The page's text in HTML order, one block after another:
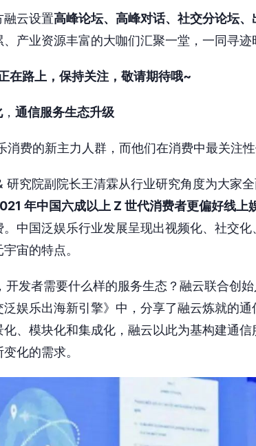
融云设置高峰论坛、高峰对话、社交分论坛、
产业资源丰富的大咖们汇聚一堂，一同寻迹
在路上，保持关注，敬请期待哦~
， 通信服务生态升级
消费的新主力人群，而他们在消费中最关注
研究院副院长王清霖从行业研究角度为大家
年中国六成以上 Z 世代消费者更偏好线上
中国泛娱乐行业发展呈现出视频化、社交
宙的特点。
开发者需要什么样的服务生态？融云联合创
娱乐出海新引擎》中，分享了融云炼就的
、模块化和集成化，融云以此为基构建通
化的需求。